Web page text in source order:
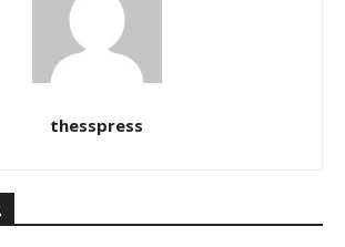
thesspress